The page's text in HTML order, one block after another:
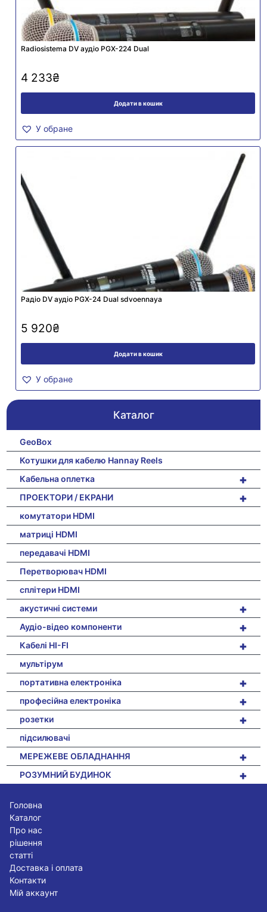
Radiosistema DV аудіо PGX-224 Dual
4 233₴
Додати в кошик
У обране
Радіо DV аудіо PGX-24 Dual sdvoennaya
5 920₴
Додати в кошик
У обране
Каталог
GeoBox
Котушки для кабелю Hannay Reels
+
Кабельна оплетка
+
ПРОЕКТОРИ / ЕКРАНИ
комутатори HDMI
матриці HDMI
передавачі HDMI
Перетворювач HDMI
сплітери HDMI
+
акустичні системи
+
Аудіо-відео компоненти
+
Кабелі HI-FI
мультірум
+
портативна електроніка
+
професійна електроніка
+
розетки
підсилювачі
+
МЕРЕЖЕВЕ ОБЛАДНАННЯ
+
РОЗУМНИЙ БУДИНОК
Головна
Каталог
Про нас
рішення
статті
Доставка і оплата
Контакти
Мій аккаунт